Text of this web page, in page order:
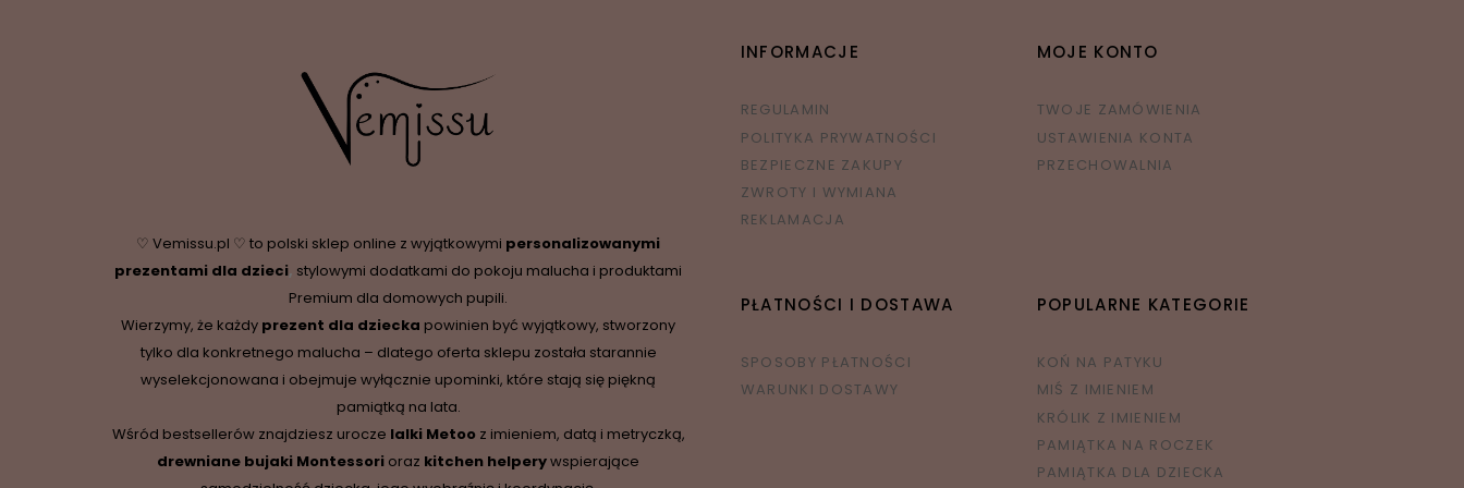
♡ Vemissu.pl ♡ to polski sklep online z wyjątkowymi personalizowanymi
prezentami dla dzieci, stylowymi dodatkami do pokoju malucha i produktami
Premium dla domowych pupili.
Wierzymy, że każdy prezent dla dziecka powinien być wyjątkowy, stworzony
tylko dla konkretnego malucha – dlatego oferta sklepu została starannie
wyselekcjonowana i obejmuje wyłącznie upominki, które stają się piękną
pamiątką na lata.
Wśród bestsellerów znajdziesz urocze lalki Metoo z imieniem, datą i metryczką,
drewniane bujaki Montessori oraz kitchen helperywspierające
INFORMACJE
REGULAMIN
POLITYKA PRYWATNOŚCI
BEZPIECZNE ZAKUPY
ZWROTY I WYMIANA
REKLAMACJA
MOJE KONTO
TWOJE ZAMÓWIENIA
USTAWIENIA KONTA
PRZECHOWALNIA
PŁATNOŚCI I DOSTAWA
SPOSOBY PŁATNOŚCI
WARUNKI DOSTAWY
POPULARNE KATEGORIE
KOŃ NA PATYKU
MIŚ Z IMIENIEM
KRÓLIK Z IMIENIEM
PAMIĄTKA NA ROCZEK
PAMIĄTKA DLA DZIECKA